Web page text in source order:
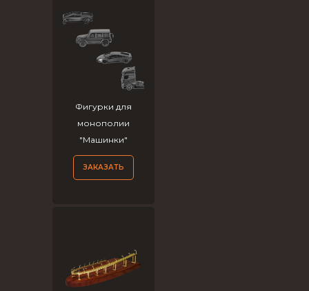
Фигурки для
монополии
"Машинки"
ЗАКАЗАТЬ